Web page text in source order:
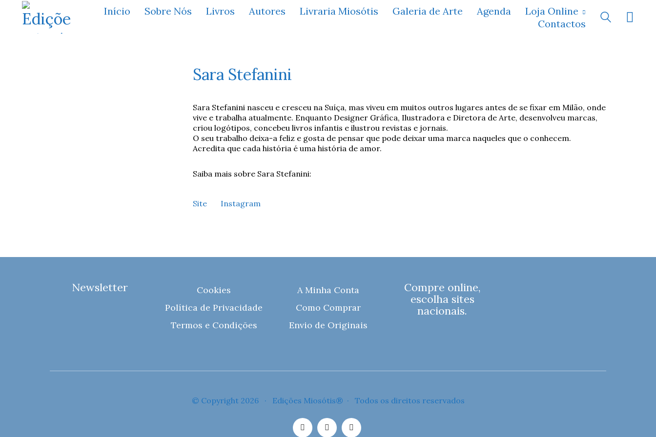
Início Sobre Nós Livros Autores Livraria Miosótis Galeria de Arte Agenda
Loja Online
Contactos
Sara Stefanini
Sara Stefanini nasceu e cresceu na Suíça, mas viveu em muitos outros lugares antes de se fixar em Milão, onde
vive e trabalha atualmente. Enquanto Designer Gráfica, Ilustradora e Diretora de Arte, desenvolveu marcas,
criou logótipos, concebeu livros infantis e ilustrou revistas e jornais.
O seu trabalho deixa-a feliz e gosta de pensar que pode deixar uma marca naqueles que o conhecem.
Acredita que cada história é uma história de amor.
Saiba mais sobre Sara Stefanini:
Site Instagram
Newsletter
Cookies
Política de Privacidade
Termos e Condições
A Minha Conta
Como Comprar
Envio de Originais
Compre online,
escolha sites
nacionais.
© Copyright 2026 · Edições Miosótis® · Todos os direitos reservados